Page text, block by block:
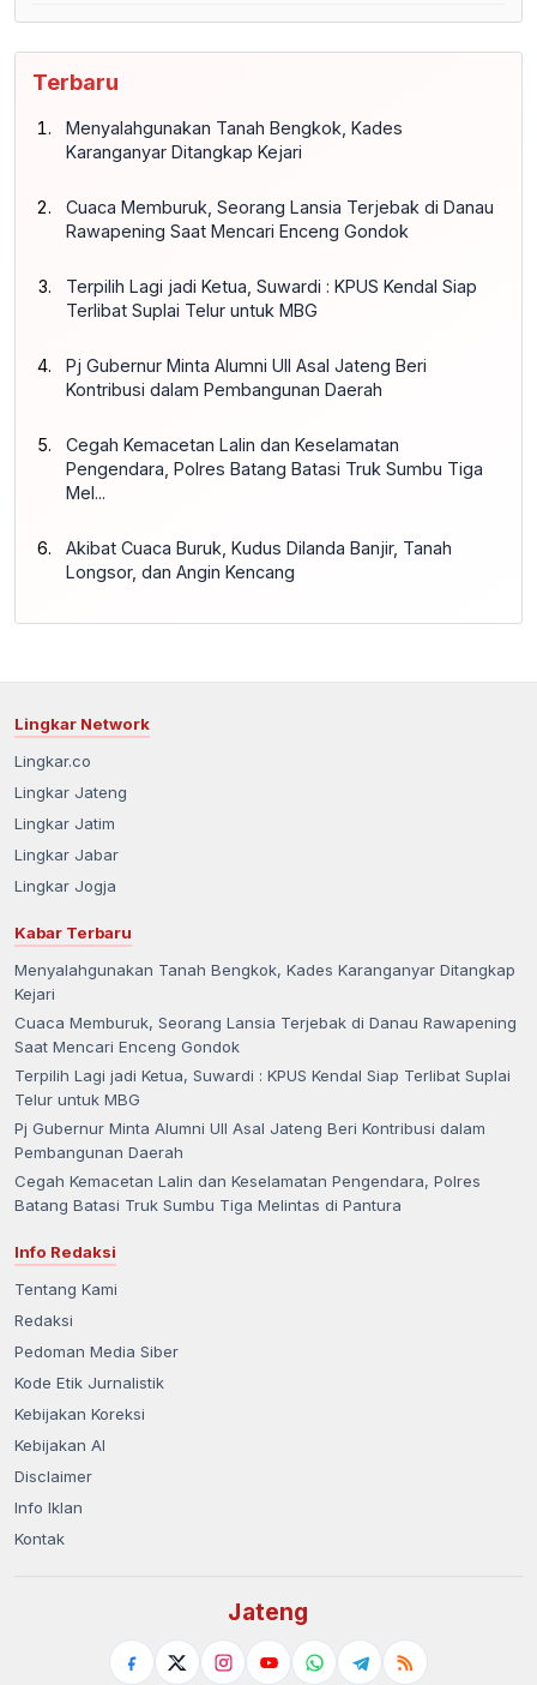
Terbaru
Menyalahgunakan Tanah Bengkok, Kades
Karanganyar Ditangkap Kejari
Cuaca Memburuk, Seorang Lansia Terjebak di Danau
Rawapening Saat Mencari Enceng Gondok
Terpilih Lagi jadi Ketua, Suwardi : KPUS Kendal Siap
Terlibat Suplai Telur untuk MBG
Pj Gubernur Minta Alumni UII Asal Jateng Beri
Kontribusi dalam Pembangunan Daerah
Cegah Kemacetan Lalin dan Keselamatan
Pengendara, Polres Batang Batasi Truk Sumbu Tiga
Mel...
Akibat Cuaca Buruk, Kudus Dilanda Banjir, Tanah
Longsor, dan Angin Kencang
Lingkar Network
Lingkar.co
Lingkar Jateng
Lingkar Jatim
Lingkar Jabar
Lingkar Jogja
Kabar Terbaru
Menyalahgunakan Tanah Bengkok, Kades Karanganyar Ditangkap
Kejari
Cuaca Memburuk, Seorang Lansia Terjebak di Danau Rawapening
Saat Mencari Enceng Gondok
Terpilih Lagi jadi Ketua, Suwardi : KPUS Kendal Siap Terlibat Suplai
Telur untuk MBG
Pj Gubernur Minta Alumni UII Asal Jateng Beri Kontribusi dalam
Pembangunan Daerah
Cegah Kemacetan Lalin dan Keselamatan Pengendara, Polres
Batang Batasi Truk Sumbu Tiga Melintas di Pantura
Info Redaksi
Tentang Kami
Redaksi
Pedoman Media Siber
Kode Etik Jurnalistik
Kebijakan Koreksi
Kebijakan AI
Disclaimer
Info Iklan
Kontak
Jateng